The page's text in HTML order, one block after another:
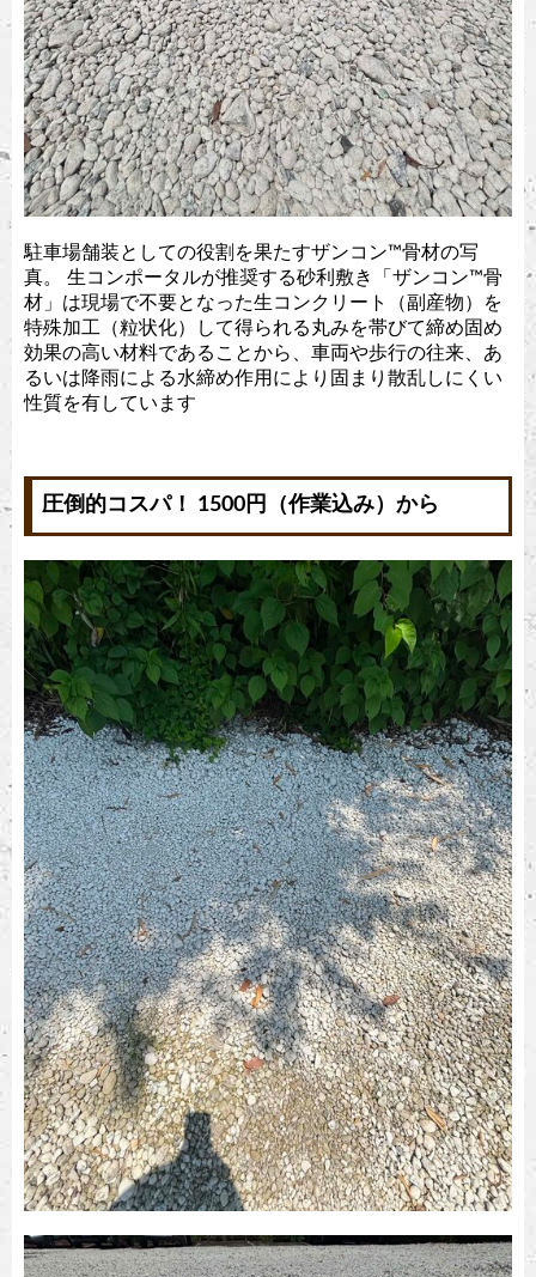
駐車場舗装としての役割を果たすザンコン™︎骨材の写
真。 生コンポータルが推奨する砂利敷き「ザンコン™︎骨
材」は現場で不要となった生コンクリート（副産物）を
特殊加工（粒状化）して得られる丸みを帯びて締め固め
効果の高い材料であることから、車両や歩行の往来、あ
るいは降雨による水締め作用により固まり散乱しにくい
性質を有しています
圧倒的コスパ！ 1500円（作業込み）から